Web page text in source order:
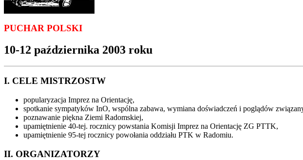
PUCHAR POLSKI
10-12 października 2003 roku
I. CELE MISTRZOSTW
popularyzacja Imprez na Orientację,
spotkanie sympatyków InO, wspólna zabawa, wymiana doświadczeń i poglądów
poznawanie piękna Ziemi Radomskiej,
upamiętnienie 40-tej. rocznicy powstania Komisji Imprez na Orientację ZG PTTK,
upamiętnienie 95-tej rocznicy powołania oddziału PTK w Radomiu.
II. ORGANIZATORZY